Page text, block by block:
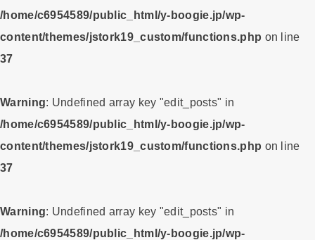
/home/c6954589/public_html/y-boogie.jp/wp-
content/themes/jstork19_custom/functions.php on line
37
Warning: Undefined array key "edit_posts" in
/home/c6954589/public_html/y-boogie.jp/wp-
content/themes/jstork19_custom/functions.php on line
37
Warning: Undefined array key "edit_posts" in
/home/c6954589/public_html/y-boogie.jp/wp-